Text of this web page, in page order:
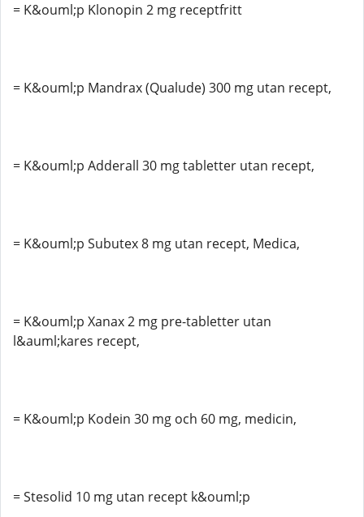
= K&ouml;p Klonopin 2 mg receptfritt
= K&ouml;p Mandrax (Qualude) 300 mg utan recept,
= K&ouml;p Adderall 30 mg tabletter utan recept,
= K&ouml;p Subutex 8 mg utan recept, Medica,
= K&ouml;p Xanax 2 mg pre-tabletter utan
l&auml;kares recept,
= K&ouml;p Kodein 30 mg och 60 mg, medicin,
= Stesolid 10 mg utan recept k&ouml;p